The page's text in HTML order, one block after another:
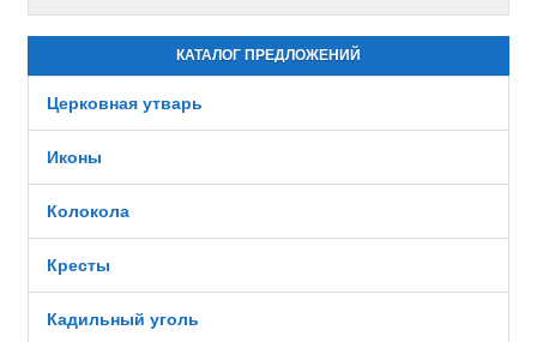
КАТАЛОГ ПРЕДЛОЖЕНИЙ
Церковная утварь
Иконы
Колокола
Кресты
Кадильный уголь